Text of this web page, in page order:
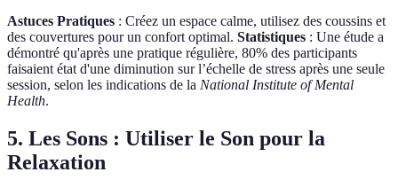
Astuces Pratiques : Créez un espace calme, utilisez des coussins et
des couvertures pour un confort optimal. Statistiques : Une étude a
démontré qu'après une pratique régulière, 80% des participants
faisaient état d'une diminution sur l’échelle de stress après une seule
session, selon les indications de la National Institute of Mental
Health.
5. Les Sons : Utiliser le Son pour la
Relaxation